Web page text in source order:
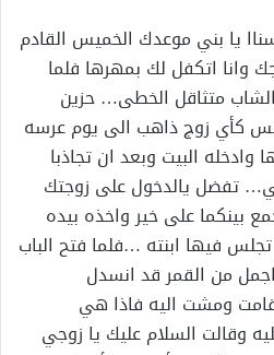
يا بني موعدك الخميس القادم
وانا اتكفل لك بمهرها فلما
متثاقل الخطى… حزين
كأي زوج ذاهب الى يوم عرسه
وادخله البيت وبعد ان تجاذبا
تفضل يالدخول على زوجتك
بينكما على خير واخذه بيده
فيها ابنته …فلما فتح الباب
من القمر قد انسدل
ومشت اليه فاذا هي
وقالت السلام عليك يا زوجي